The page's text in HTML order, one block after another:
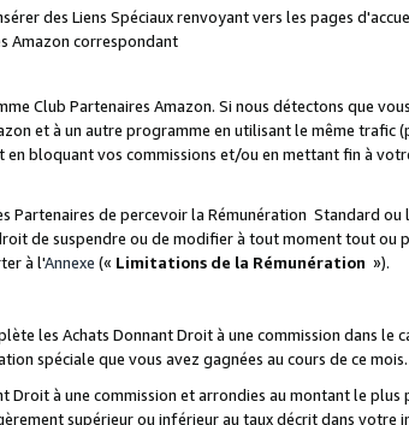
des Liens Spéciaux renvoyant vers les pages
Amazon correspondant
Club Partenaires Amazon. Si nous détectons que
et à un autre programme en utilisant le même trafic
bloquant vos commissions et/ou en mettant fin à
Partenaires de percevoir la Rémunération Standard ou
de suspendre ou de modifier à tout moment tout ou
à l'Annexe (« Limitations de la Rémunération »).
les Achats Donnant Droit à une commission dans le
spéciale que vous avez gagnées au cours de ce mois.
à une commission et arrondies au montant le plus
supérieur ou inférieur au taux décrit dans votre